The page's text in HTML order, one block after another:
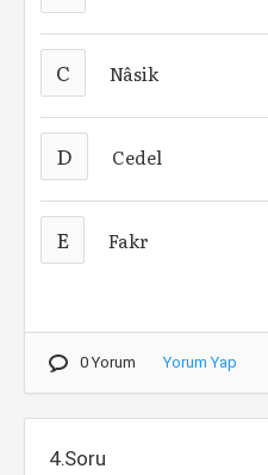
C Nâsik
D Cedel
E Fakr
0 Yorum Yorum Yap
4.Soru